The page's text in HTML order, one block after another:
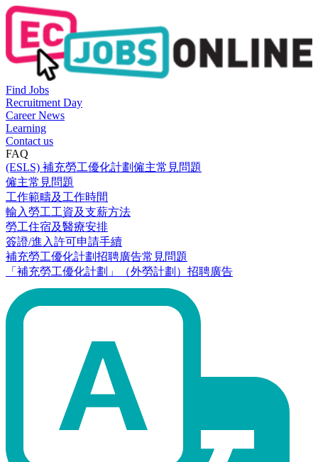
Find Jobs
Recruitment Day
Career News
Learning
Contact us
FAQ
(ESLS) 補充勞工優化計劃僱主常見問題
僱主常見問題
工作範疇及工作時間
輸入勞工工資及支薪方法
勞工住宿及醫療安排
簽證/進入許可申請手續
補充勞工優化計劃招聘廣告常見問題
「補充勞工優化計劃」（外勞計劃）招聘廣告